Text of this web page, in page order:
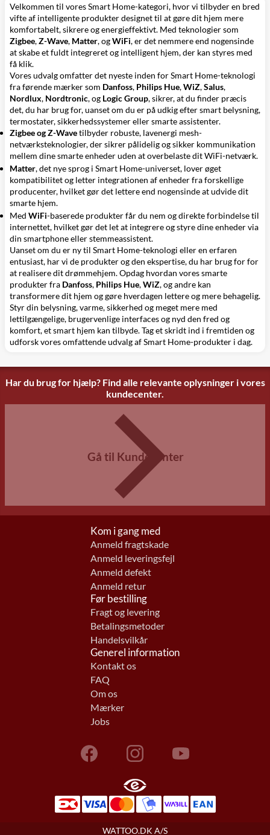
Velkommen til vores Smart Home-kategori, hvor vi tilbyder en bred
vifte af intelligente produkter designet til at gøre dit hjem mere
komfortabelt, sikrere og energieffektivt. Med teknologier som
Zigbee,Z-Wave, Matter, ogWiFi, er det nemmere end nogensinde
at skabe et fuldt integreret og intelligent hjem, der kan styres med
få klik.
Vores udvalg omfatter det nyeste inden for Smart Home-teknologi
fra førende mærker som Danfoss, Philips Hue,WiZ,Salus,
Nordlux, Nordtronic, og Logic Group, sikrer, at du finder præcis
det, du har brug for, uanset om du er på udkig efter smart belysning,
termostater, sikkerhedssystemer eller smarte assistenter.
Zigbee og Z-Wavetilbyder robuste, lavenergi mesh-
netværksteknologier, der sikrer pålidelig og sikker kommunikation
mellem dine smarte enheder uden at overbelaste dit WiFi-netværk.
Matter, det nye sprog i Smart Home-universet, lover øget
kompatibilitet og letter integrationen af enheder fra forskellige
producenter, hvilket gør det lettere end nogensinde at udvide dit
smarte hjem.
Med WiFi-baserede produkter får du nem og direkte forbindelse til
internettet, hvilket gør det let at integrere og styre dine enheder via
din smartphone eller stemmeassistent.
Uanset om du er ny til Smart Home-teknologi eller en erfaren
entusiast, har vi de produkter og den ekspertise, du har brug for for
at realisere dit drømmehjem. Opdag hvordan vores smarte
produkter fra Danfoss, Philips Hue,WiZ, og andre kan
transformere dit hjem og gøre hverdagen lettere og mere behagelig.
Styr din belysning, varme, sikkerhed og meget mere med
lettilgængelige, brugervenlige interfaces og nyd den fred og
komfort, et smart hjem kan tilbyde. Tag et skridt ind i fremtiden og
udforsk vores omfattende udvalg af Smart Home-produkter i dag.
Har du brug for hjælp? Find alle relevante oplysninger i vores
kundecenter.
Gå til Kundecenter
Kom i gang med
Anmeld fragtskade
Anmeld leveringsfejl
Anmeld defekt
Anmeld retur
Før bestilling
Fragt og levering
Betalingsmetoder
Handelsvilkår
Generel information
Kontakt os
FAQ
Om os
Mærker
Jobs
WATTOO.DK A/S